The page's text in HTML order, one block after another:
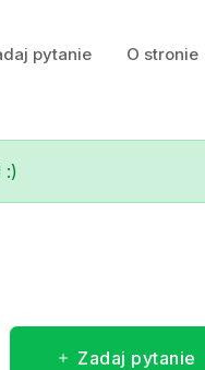
pytanie O stronie
:)
Zadaj pytanie